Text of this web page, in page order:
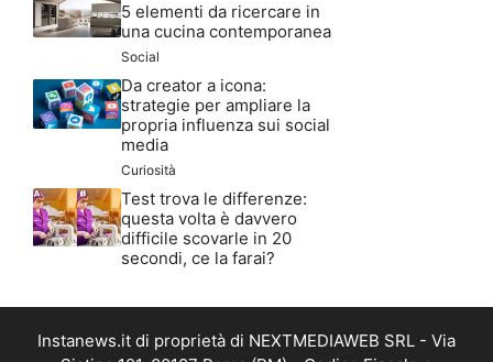
5 elementi da ricercare in
una cucina contemporanea
Social
Da creator a icona:
strategie per ampliare la
propria influenza sui social
media
Curiosità
Test trova le differenze:
questa volta è davvero
difficile scovarle in 20
secondi, ce la farai?
Instanews.it di proprietà di NEXTMEDIAWEB SRL - Via